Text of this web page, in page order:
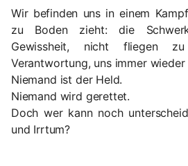
Wir befinden uns in einem
zu Boden zieht: die
Gewissheit, nicht fliegen
Verantwortung, uns immer wieder
Niemand ist der Held.
Niemand wird gerettet.
Doch wer kann noch
und Irrtum?